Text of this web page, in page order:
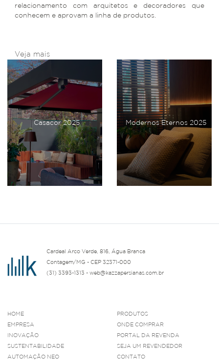
relacionamento com arquitetos e decoradores que
conhecem e aprovam a linha de produtos.
Veja mais
Casacor 2025 Modernos Eternos 2025
Cardeal Arco Verde, 816, Água Branca
Contagem/MG - CEP 32371-000
(31) 3393-1313 - web@kazzapersianas.com.br
HOME
EMPRESA
INOVAÇÃO
SUSTENTABILIDADE
AUTOMAÇÃO NEO
PRODUTOS
ONDE COMPRAR
PORTAL DA REVENDA
SEJA UM REVENDEDOR
CONTATO